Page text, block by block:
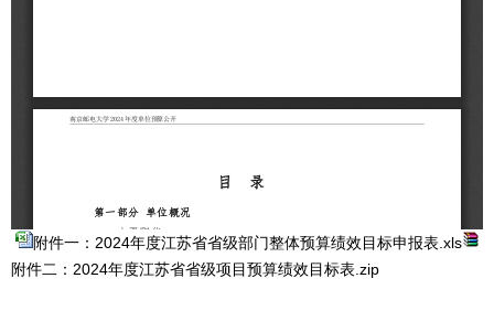
附件一：2024年度江苏省省级部门整体预算绩效目标申报表.xls
附件二：2024年度江苏省省级项目预算绩效目标表.zip